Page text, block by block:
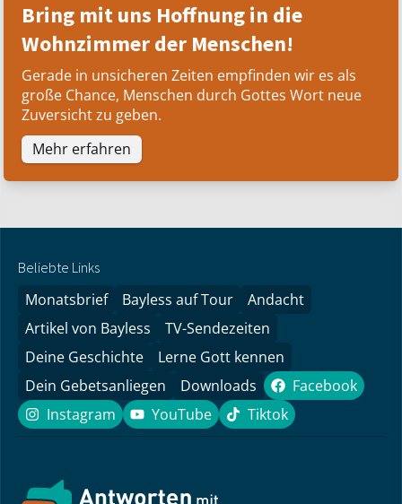
Bring mit uns Hoffnung in die
Wohnzimmer der Menschen!
Gerade in unsicheren Zeiten empfinden wir es als
große Chance, Menschen durch Gottes Wort neue
Zuversicht zu geben.
Mehr erfahren
Beliebte Links
Monatsbrief Bayless auf Tour
Andacht
Artikel von Bayless
TV-Sendezeiten
Deine Geschichte
Lerne Gott kennen
Dein Gebetsanliegen
Downloads Facebook
Facebook
Instagram
Instagram YouTube
YouTube Tiktok
Tiktok